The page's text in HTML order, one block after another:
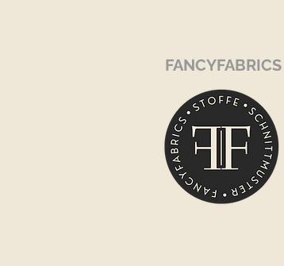
FANCYFABRICS